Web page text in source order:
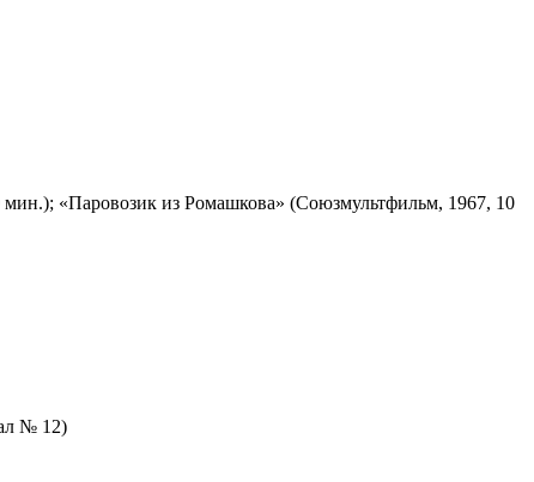
«Паровозик из Ромашкова» (Союзмультфильм, 1967, 10
№ 12)